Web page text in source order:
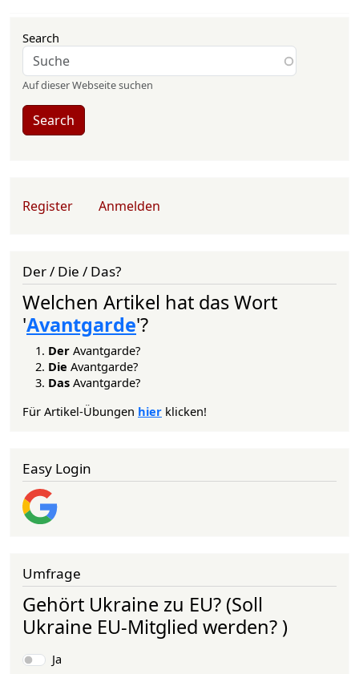
Search
Auf dieser Webseite suchen
Search
User account menu
Register Anmelden
Der / Die / Das?
Welchen Artikel hat das Wort
'Avantgarde'?
Der Avantgarde?
Die Avantgarde?
Das Avantgarde?
Für Artikel-Übungen hier klicken!
Easy Login
Umfrage
Gehört Ukraine zu EU? (Soll
Ukraine EU-Mitglied werden? )
Auswahlmöglichkeiten
Ja